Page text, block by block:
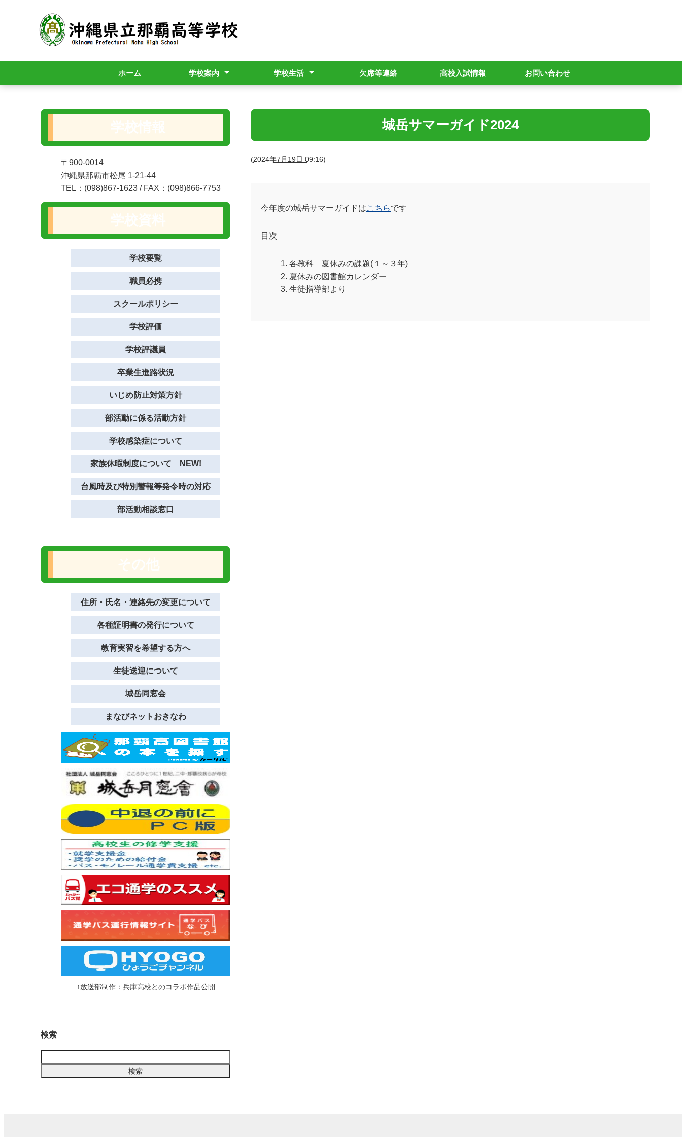
ホーム 学校案内 学校生活 欠席等連絡 高校入試情報 お問い合わせ
城岳サマーガイド2024
(2024年7月19日 09:16)
今年度の城岳サマーガイドはこちらです
目次
各教科 夏休みの課題(１～３年)
夏休みの図書館カレンダー
生徒指導部より
〒900-0014
沖縄県那覇市松尾 1-21-44
TEL：(098)867-1623 / FAX：(098)866-7753
学校要覧
職員必携
スクールポリシー
学校評価
学校評議員
卒業生進路状況
いじめ防止対策方針
部活動に係る活動方針
学校感染症について
家族休暇制度について NEW!
台風時及び特別警報等発令時の対応
部活動相談窓口
住所・氏名・連絡先の変更について
各種証明書の発行について
教育実習を希望する方へ
生徒送迎について
城岳同窓会
まなびネットおきなわ
↑放送部制作：兵庫高校とのコラボ作品公開
検索